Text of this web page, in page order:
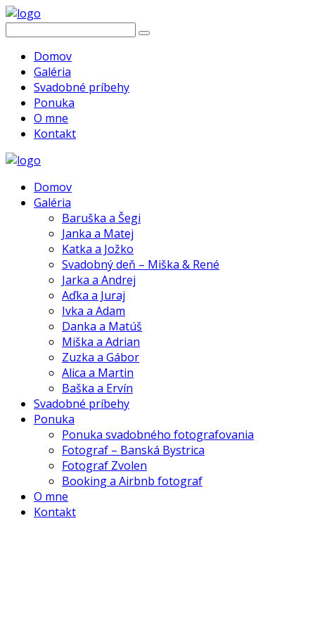
Domov
Galéria
Svadobné príbehy
Ponuka
O mne
Kontakt
Domov
Galéria
Baruška a Šegi
Janka a Matej
Katka a Jožko
Svadobný deň – Miška & René
Jarka a Andrej
Aďka a Juraj
Ivka a Adam
Danka a Matúš
Miška a Adrian
Zuzka a Gábor
Alica a Martin
Baška a Ervín
Svadobné príbehy
Ponuka
Ponuka svadobného fotografovania
Fotograf – Banská Bystrica
Fotograf Zvolen
Booking a Airbnb fotograf
O mne
Kontakt